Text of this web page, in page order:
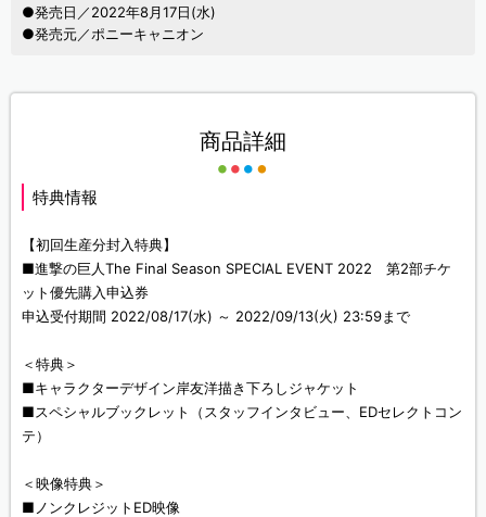
●発売日／2022年8月17日(水)
●発売元／ポニーキャニオン
商品詳細
特典情報
【初回生産分封入特典】
■進撃の巨人The Final Season SPECIAL EVENT 2022 第2部チケ
ット優先購入申込券
申込受付期間 2022/08/17(水) ～ 2022/09/13(火) 23:59まで
＜特典＞
■キャラクターデザイン岸友洋描き下ろしジャケット
■スペシャルブックレット（スタッフインタビュー、EDセレクトコン
テ）
＜映像特典＞
■ノンクレジットED映像